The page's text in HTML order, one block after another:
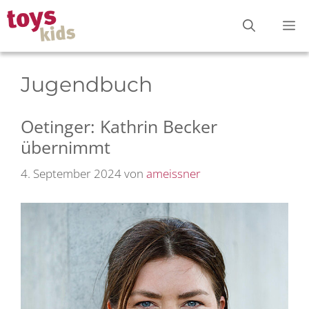
Zum
Inhalt
springen
Jugendbuch
Oetinger: Kathrin Becker
übernimmt
4. September 2024von ameissner